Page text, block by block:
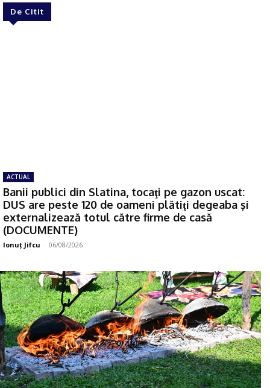
De Citit
ACTUAL
Banii publici din Slatina, tocaţi pe gazon uscat:
DUS are peste 120 de oameni plătiţi degeaba şi
externalizează totul către firme de casă
(DOCUMENTE)
Ionuţ Jifcu - 06/08/2026